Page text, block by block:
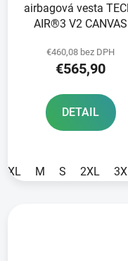
airbagová vesta
AIR®3 V2 CANVAS
béžová 2025
€460,08 bez DPH
€565,90
DETAIL
XL M S 2XL